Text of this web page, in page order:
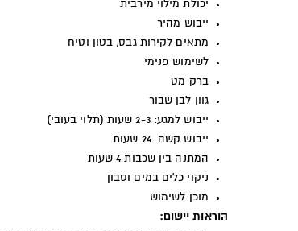
יכולת מילוי מירבית
ייבוש מהיר
מתאים לקירות גבס, בטון וטיח
לשימוש פנימי
ברק מט
גוון לבן שבור
ייבוש למגע: 2-3 שעות (תלוי בעובי)
ייבוש קשה: 24 שעות
המתנה בין שכבות 4 שעות
ניקוי כלים במים וסבון
מוכן לשימוש
הוראות יישום: